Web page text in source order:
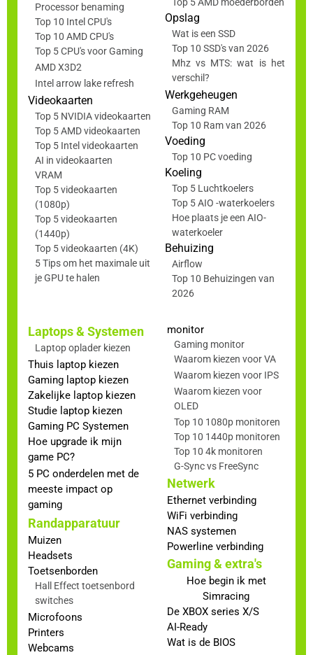
Processor benaming
Top 10 Intel CPU's
Top 10 AMD CPU's
Top 5 CPU's voor Gaming
AMD X3D2
Intel arrow lake refresh
Videokaarten
Top 5 NVIDIA videokaarten
Top 5 AMD videokaarten
Top 5 Intel videokaarten
AI in videokaarten
VRAM
Top 5 videokaarten
(1080p)
Top 5 videokaarten
(1440p)
Top 5 videokaarten (4K)
5 Tips om het maximale uit
je GPU te halen
Opslag
Wat is een SSD
Top 10 SSD's van 2026
Mhz vs MTS: wat is het
verschil?
Werkgeheugen
Gaming RAM
Top 10 Ram van 2026
Voeding
Top 10 PC voeding
Koeling
Top 5 Luchtkoelers
Top 5 AIO -waterkoelers
Hoe plaats je een AIO-
waterkoeler
Behuizing
Airflow
Top 10 Behuizingen van
2026
Laptops & Systemen
Laptop oplader kiezen
Thuis laptop kiezen
Gaming laptop kiezen
Zakelijke laptop kiezen
Studie laptop kiezen
Gaming PC Systemen
Hoe upgrade ik mijn
game PC?
5 PC onderdelen met de
meeste impact op
gaming
Randapparatuur
Muizen
Headsets
Toetsenborden
Hall Effect toetsenbord
switches
Microfoons
Printers
Webcams
monitor
Gaming monitor
Waarom kiezen voor VA
Waarom kiezen voor IPS
Waarom kiezen voor
OLED
Top 10 1080p monitoren
Top 10 1440p monitoren
Top 10 4k monitoren
G-Sync vs FreeSync
Netwerk
Ethernet verbinding
WiFi verbinding
NAS systemen
Powerline verbinding
Gaming & extra's
Hoe begin ik met
Simracing
De XBOX series X/S
AI-Ready
Wat is de BIOS